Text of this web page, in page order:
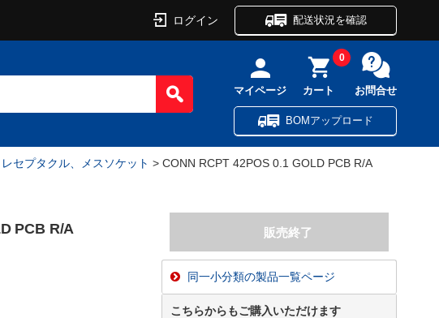
ログイン 配送状況を確認
マイページ カート
0
お問合せ
BOMアップロード
セプタクル、メスソケット > CONN RCPT 42POS 0.1 GOLD PCB R/A
PCB R/A
同一小分類の製品一覧ページ
こちらからもご購入いただけます